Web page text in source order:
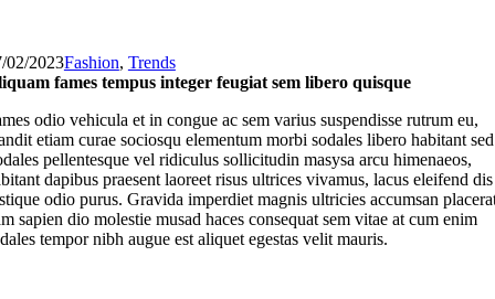
02/2023Fashion, Trends
fames tempus integer feugiat sem libero quisque
odio vehicula et in congue ac sem varius suspendisse rutrum eu,
etiam curae sociosqu elementum morbi sodales libero habitant
pellentesque vel ridiculus sollicitudin masysa arcu himenaeos,
dapibus praesent laoreet risus ultrices vivamus, lacus eleifend dis
odio purus. Gravida imperdiet magnis ultricies accumsan
sapien dio molestie musad haces consequat sem vitae at cum enim
tempor nibh augue est aliquet egestas velit mauris.